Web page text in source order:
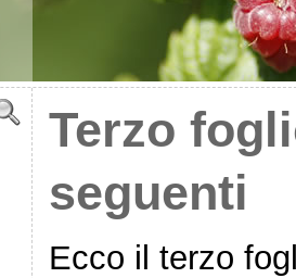
Terzo
seguenti
Ecco il terzo